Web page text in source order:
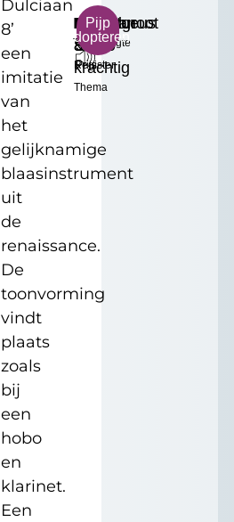
Dulciaan
8’
een
imitatie
van
het
gelijknamige
blaasinstrument
uit
de
renaissance.
De
toonvorming
vindt
plaats
zoals
bij
een
hobo
en
klarinet.
Een
B
Toonhoogte
Majestueus
&
krachtig
Thema
Dulciaan
8'
Register
Middelgroot
Formaat
€
35.00
Prijs
Pijp
adopteren